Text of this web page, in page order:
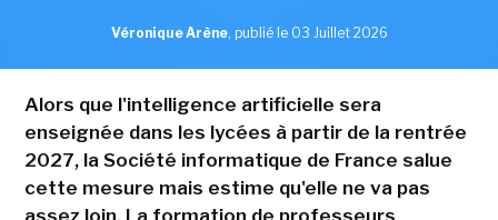
Véronique Arène, publié le 03 Juillet 2026
Alors que l'intelligence artificielle sera
enseignée dans les lycées à partir de la rentrée
2027, la Société informatique de France salue
cette mesure mais estime qu'elle ne va pas